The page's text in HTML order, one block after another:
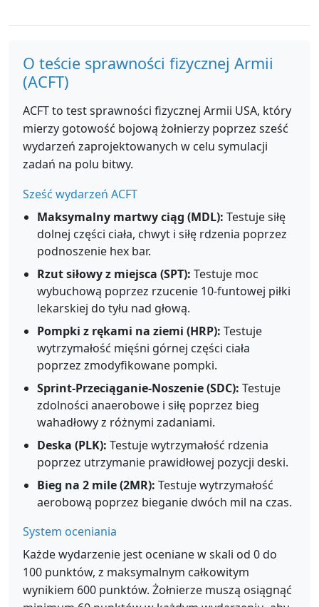
O teście sprawności fizycznej Armii
(ACFT)
ACFT to test sprawności fizycznej Armii USA, który
mierzy gotowość bojową żołnierzy poprzez sześć
wydarzeń zaprojektowanych w celu symulacji
zadań na polu bitwy.
Sześć wydarzeń ACFT
Maksymalny martwy ciąg (MDL): Testuje siłę
dolnej części ciała, chwyt i siłę rdzenia poprzez
podnoszenie hex bar.
Rzut siłowy z miejsca (SPT): Testuje moc
wybuchową poprzez rzucenie 10-funtowej piłki
lekarskiej do tyłu nad głową.
Pompki z rękami na ziemi (HRP): Testuje
wytrzymałość mięśni górnej części ciała
poprzez zmodyfikowane pompki.
Sprint-Przeciąganie-Noszenie (SDC): Testuje
zdolności anaerobowe i siłę poprzez bieg
wahadłowy z różnymi zadaniami.
Deska (PLK): Testuje wytrzymałość rdzenia
poprzez utrzymanie prawidłowej pozycji deski.
Bieg na 2 mile (2MR): Testuje wytrzymałość
aerobową poprzez bieganie dwóch mil na czas.
System oceniania
Każde wydarzenie jest oceniane w skali od 0 do
100 punktów, z maksymalnym całkowitym
wynikiem 600 punktów. Żołnierze muszą osiągnąć